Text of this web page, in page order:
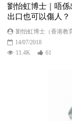
劉怡虹博士｜唔係
出口也可以傷人？
劉怡虹博士（香港教
14/07/2018
11.4K
61